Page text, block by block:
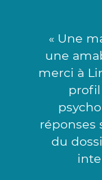
« Une
une
merci à
profil
réponses
du